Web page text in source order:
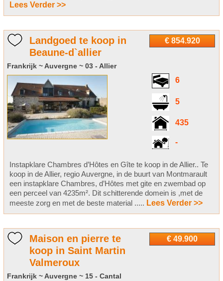
Lees Verder >>
€ 854.920
Landgoed te koop in
Beaune-d`allier
Frankrijk ~ Auvergne ~ 03 - Allier
6
5
435
-
Instapklare Chambres d’Hôtes en Gîte te koop in de Allier.. Te
koop in de Allier, regio Auvergne, in de buurt van Montmarault
een instapklare Chambres, d’Hôtes met gite en zwembad op
een perceel van 4235m². Dit schitterende domein is ,met de
meeste zorg en met de beste material ..... Lees Verder >>
€ 49.900
Maison en pierre te
koop in Saint Martin
Valmeroux
Frankrijk ~ Auvergne ~ 15 - Cantal